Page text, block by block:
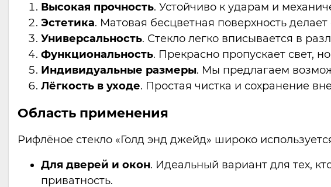
Высокая прочность. Устойчиво к ударам и
Эстетика. Матовая бесцветная поверхность
Универсальность. Стекло легко вписывается в
Функциональность. Прекрасно пропускает свет,
Индивидуальные размеры. Мы предлагаем
Лёгкость в уходе. Простая чистка и сохранение
Область применения
Рифлёное стекло «Голд энд джейд» широко
Для дверей и окон. Идеальный вариант для тех,
приватность.